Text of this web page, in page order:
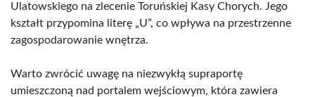
Ulatowskiego na zlecenie Toruńskiej Kasy Chorych. Jego
kształt przypomina literę „U”, co wpływa na przestrzenne
zagospodarowanie wnętrza.
Warto zwrócić uwagę na niezwykłą supraportę
umieszczoną nad portalem wejściowym, która zawiera